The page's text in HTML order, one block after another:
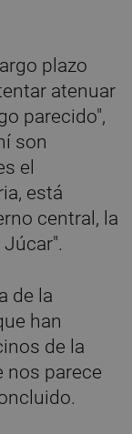
plazo
atenuar
parecido",
son
el
está
central, la
de la
han
de la
nos parece